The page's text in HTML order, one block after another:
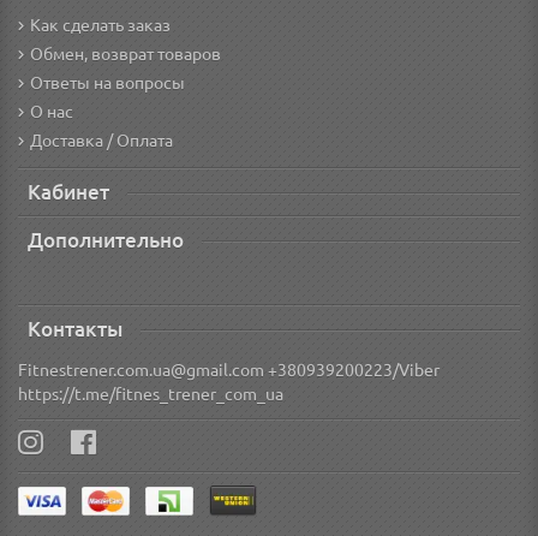
Как сделать заказ
Обмен, возврат товаров
Ответы на вопросы
О нас
Доставка / Оплата
Кабинет
Дополнительно
Контакты
Fitnestrener.com.ua@gmail.com +380939200223/Viber
https://t.me/fitnes_trener_com_ua